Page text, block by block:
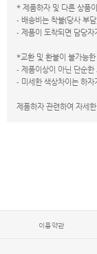
* 제품하자 및 다른 상품
- 배송비는 착불(당사 부
- 제품이 도착되면 담당
*교환 및 환불이 불가능
- 제품이상이 아닌 단순
- 미세한 색상차이는 하
제품하자 관련하여 자세
이용약관